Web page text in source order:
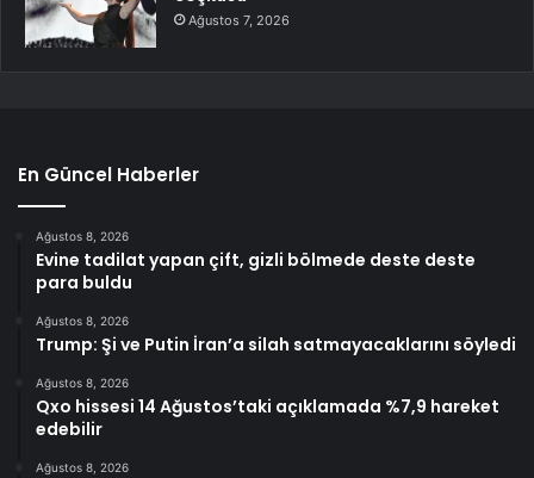
Ağustos 7, 2026
En Güncel Haberler
Ağustos 8, 2026
Evine tadilat yapan çift, gizli bölmede deste deste
para buldu
Ağustos 8, 2026
Trump: Şi ve Putin İran’a silah satmayacaklarını söyledi
Ağustos 8, 2026
Qxo hissesi 14 Ağustos’taki açıklamada %7,9 hareket
edebilir
Ağustos 8, 2026